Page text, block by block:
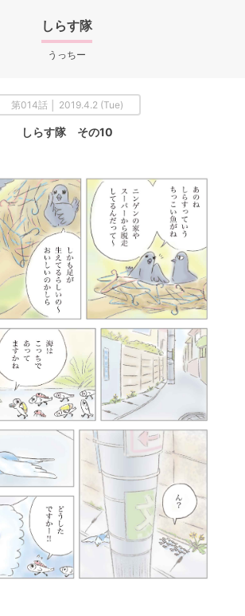
しらす隊
うっちー
第014話 │ 2019.4.2 (Tue)
しらす隊 その10